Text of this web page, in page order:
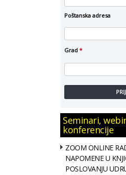
Poštanska adresa
Grad*
Seminari,
konferencije
ZOOM ONLINE
NAPOMENE U
POSLOVANJU